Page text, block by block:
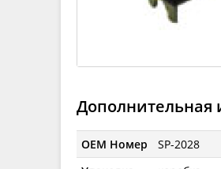
OEM Номер
SP-2028